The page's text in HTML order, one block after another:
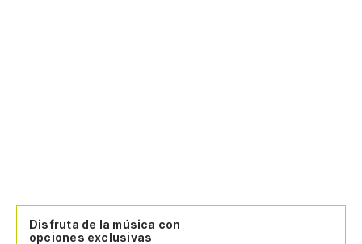
Disfruta de la música con
opciones exclusivas